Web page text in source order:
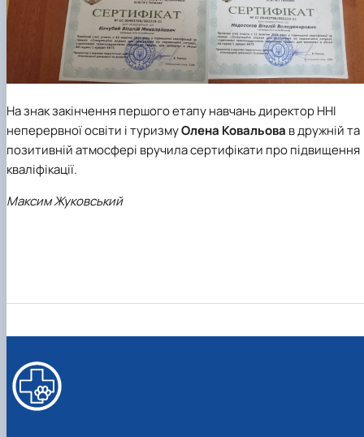
На знак закінчення першого етапу навчань директор ННІ
неперервної освіти і туризмуОлена Ковальова в дружній та
позитивній атмосфері вручила сертифікати про підвищення
кваліфікації.
Максим Жуковський